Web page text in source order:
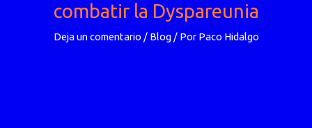
combatir la Dyspareunia
Deja un comentario / Blog/ Por Paco Hidalgo